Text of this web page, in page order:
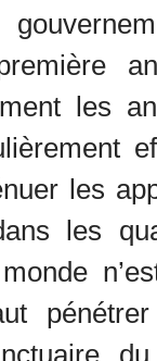
les
les
les